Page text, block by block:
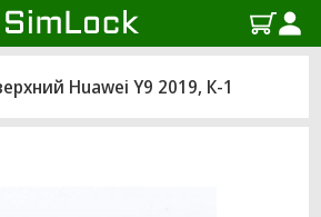
Huawei Y9 2019, К-1